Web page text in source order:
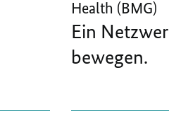
Health (BMG)
Ein
bewegen.